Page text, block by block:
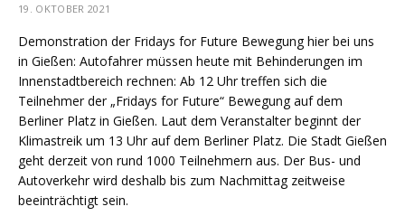
19. OKTOBER 2021
Demonstration der Fridays for Future Bewegung hier bei uns
in Gießen: Autofahrer müssen heute mit Behinderungen im
Innenstadtbereich rechnen: Ab 12 Uhr treffen sich die
Teilnehmer der „Fridays for Future“ Bewegung auf dem
Berliner Platz in Gießen. Laut dem Veranstalter beginnt der
Klimastreik um 13 Uhr auf dem Berliner Platz. Die Stadt Gießen
geht derzeit von rund 1000 Teilnehmern aus. Der Bus- und
Autoverkehr wird deshalb bis zum Nachmittag zeitweise
beeinträchtigt sein.